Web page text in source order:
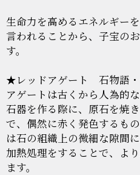
生命力を高めるエネルギー
言われることから、子宝の
す。
★レッドアゲート 石物語
アゲートは古くから人為的
石器を作る際に、原石を焼
で、偶然に赤く発色するも
は石の組織上の微細な隙間
加熱処理をすることで、よ
ます。